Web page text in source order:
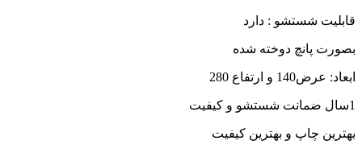
قابلیت شستشو : دارد
بصورت پانچ دوخته شده
ابعاد: عرض140 و ارتفاع 280
1سال ضمانت شستشو و کیفیت
بهترین چاپ و بهترین کیفیت